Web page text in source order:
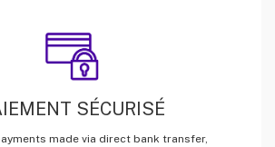
SÉCURISÉ
made via direct bank transfer,